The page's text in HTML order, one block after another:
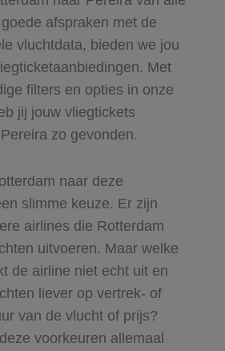
afspraken met de
vluchtdata, bieden we jou
Met
filters en opties in onze
jij jouw vliegtickets
zo gevonden.
naar deze
slimme keuze. Er zijn
airlines die Rotterdam
uitvoeren. Maar welke
de airline niet echt uit en
liever op vertrek- of
van de vlucht of prijs?
voorkeuren allemaal